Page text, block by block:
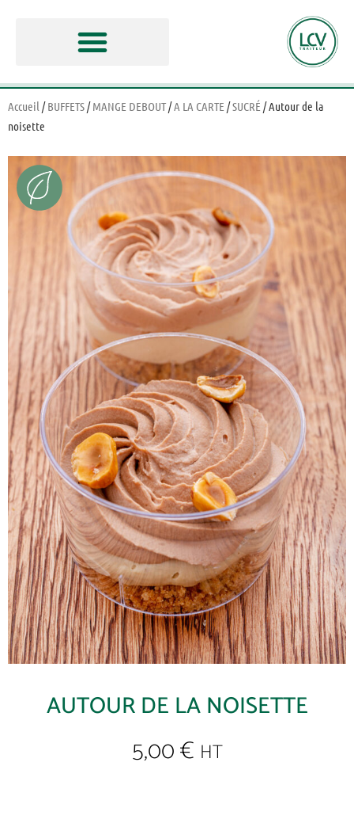
Accueil /BUFFETS/MANGE DEBOUT/A LA CARTE /SUCRÉ / Autour de la
noisette
AUTOUR DE LA NOISETTE
5,00€ HT